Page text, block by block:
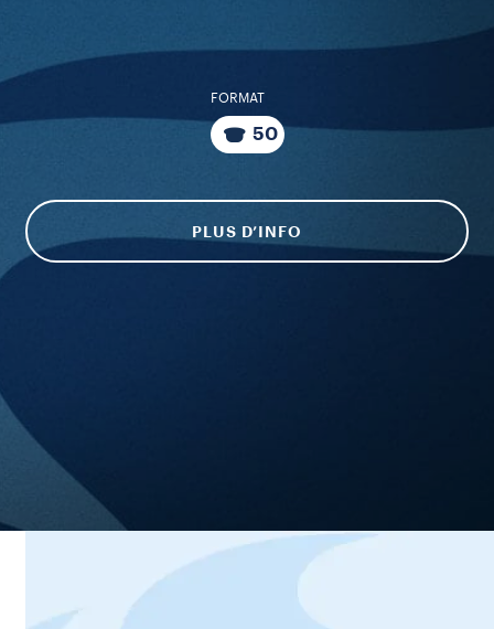
FORMAT
50
PLUS D’INFO